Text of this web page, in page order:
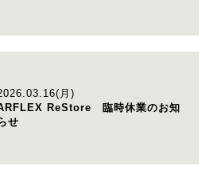
月)
ReStore 臨時休業のお知
せ